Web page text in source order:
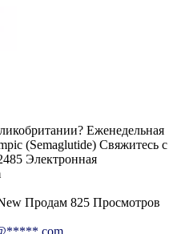
Еженедельная
(Semaglutide) Свяжитесь с
Электронная
Продам 825 Просмотров